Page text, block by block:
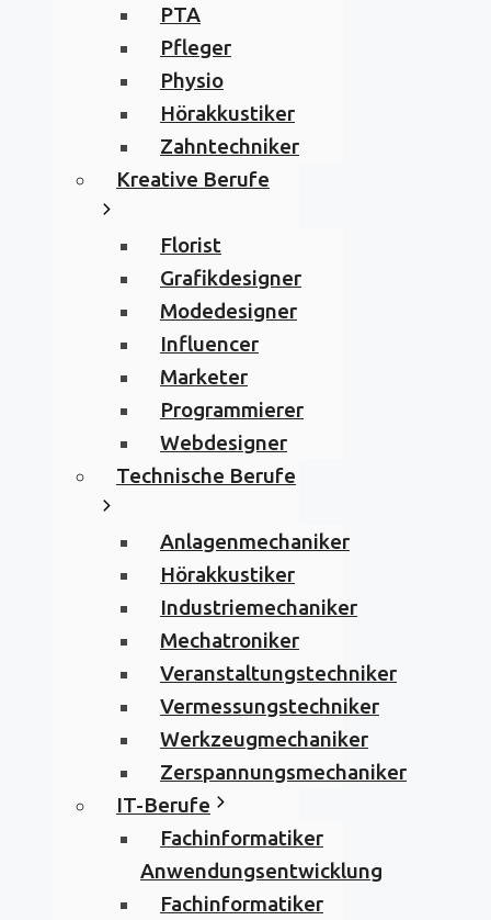
PTA
Pfleger
Physio
Hörakkustiker
Zahntechniker
Kreative Berufe
Florist
Grafikdesigner
Modedesigner
Influencer
Marketer
Programmierer
Webdesigner
Technische Berufe
Anlagenmechaniker
Hörakkustiker
Industriemechaniker
Mechatroniker
Veranstaltungstechniker
Vermessungstechniker
Werkzeugmechaniker
Zerspannungsmechaniker
IT-Berufe
Fachinformatiker
Anwendungsentwicklung
Fachinformatiker